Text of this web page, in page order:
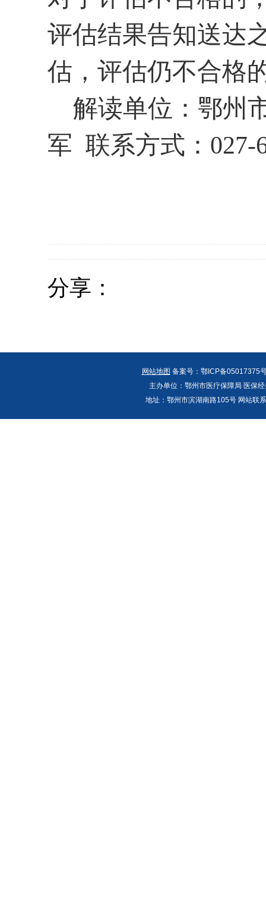
评估结果告知送达
估，评估仍不合格
解读单位：鄂州
军 联系方式： 027-
分享：
网站地图 备案号：鄂ICP备05017375
主办单位：鄂州市医疗保障局 医保
地址：鄂州市滨湖南路105号 网站